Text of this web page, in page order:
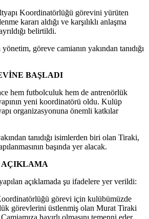
Koordinatörlüğü görevini yürüten
kararı aldığı ve karşılıklı anlaşma
belirtildi.
göreve camianın yakından tanıdığı
BAŞLADI
hem futbolculuk hem de antrenörlük
yeni koordinatörü oldu. Kulüp
organizasyonuna önemli katkılar
tanıdığı isimlerden biri olan Tiraki,
başında yer alacak.
AÇIKLAMA
açıklamada şu ifadelere yer verildi:
görevi için kulübümüzde
görevlerini üstlenmiş olan Murat Tiraki
hayırlı olmasını temenni eder,